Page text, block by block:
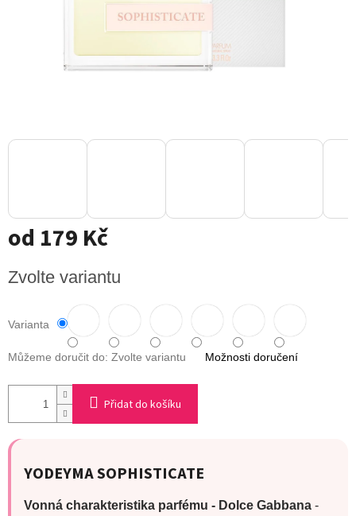
od 179 Kč
cena:
Zvolte variantu
Varianta
Můžeme doručit do: Zvolte variantu Možnosti doručení
Přidat do košíku
YODEYMA SOPHISTICATE
Vonná charakteristika parfému - Dolce Gabbana -